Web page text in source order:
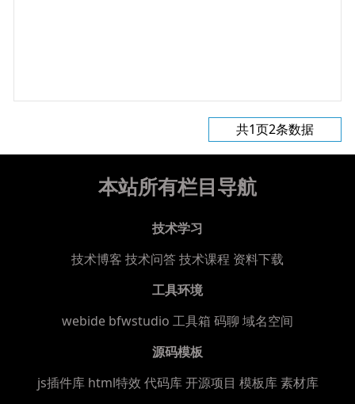
共1页2条数据
本站所有栏目导航
技术学习
技术博客 技术问答技术课程 资料下载
工具环境
webide bfwstudio 工具箱 码聊 域名空间
源码模板
js插件库 html特效 代码库 开源项目 模板库 素材库